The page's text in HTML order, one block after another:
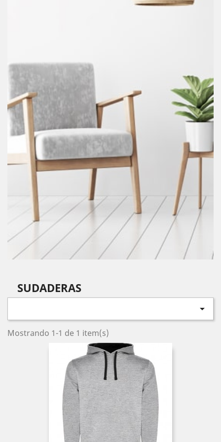
SUDADERAS

Mostrando 1-1 de 1 item(s)